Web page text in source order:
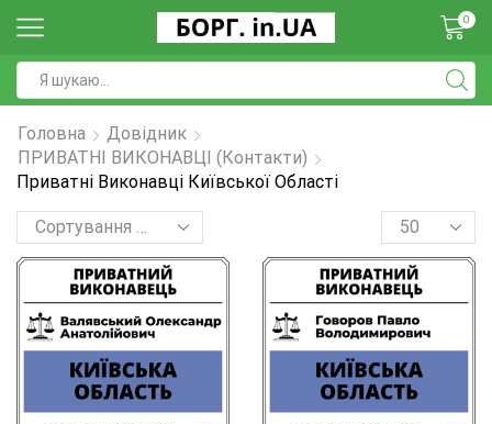
0
Головна
Довідник
ПРИВАТНІ ВИКОНАВЦІ (контакти)
Приватні Виконавці Київської Області